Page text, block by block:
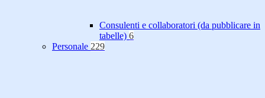
Consulenti e collaboratori (da pubblicare in
tabelle) 6
Personale 229